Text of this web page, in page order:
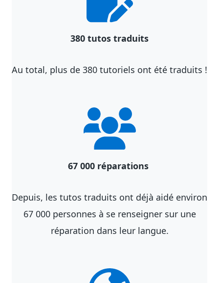
380 tutos traduits
Au total, plus de 380 tutoriels ont été traduits !
67 000 réparations
Depuis, les tutos traduits ont déjà aidé environ
67 000 personnes à se renseigner sur une
réparation dans leur langue.